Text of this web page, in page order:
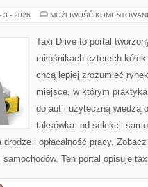
3 - 2026 MOŻLIWOŚĆ
Taxi Drive to portal
miłośnikach czterech
chcą lepiej zrozumieć
miejsce, w którym
do aut i użyteczną wiedzą
taksówka: od selekcji
i opłacalność pracy.
Ten portal opisuje